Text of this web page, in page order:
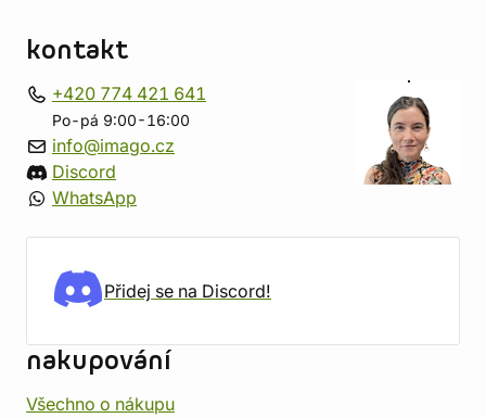
kontakt
+420 774 421 641
Po-pá 9:00-16:00
info@imago.cz
Discord
WhatsApp
Přidej se na Discord!
nakupování
Všechno o nákupu